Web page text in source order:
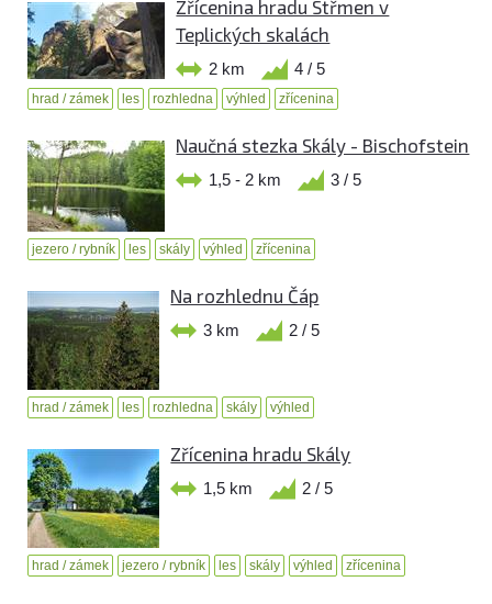
Zřícenina hradu Střmen v
Teplických skalách
2 km 4 / 5
hrad / zámek les rozhledna výhled zřícenina
Naučná stezka Skály - Bischofstein
1,5 - 2 km 3 / 5
jezero / rybník les skály výhled zřícenina
Na rozhlednu Čáp
3 km 2 / 5
hrad / zámek les rozhledna skály výhled
Zřícenina hradu Skály
1,5 km 2 / 5
hrad / zámek jezero / rybník les skály výhled zřícenina